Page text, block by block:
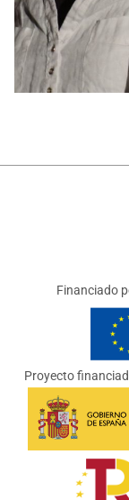
Financiado
Proyecto
Plan de